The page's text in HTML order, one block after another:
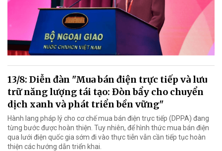
13/8: Diễn đàn "Mua bán điện trực tiếp và lưu
trữ năng lượng tái tạo: Đòn bẩy cho chuyển
dịch xanh và phát triển bền vững"
Hành lang pháp lý cho cơ chế mua bán điện trực tiếp (DPPA) đang
từng bước được hoàn thiện. Tuy nhiên, để hình thức mua bán điện
qua lưới điện quốc gia sớm đi vào thực tiễn vẫn cần tiếp tục hoàn
thiện các hướng dẫn triển khai.